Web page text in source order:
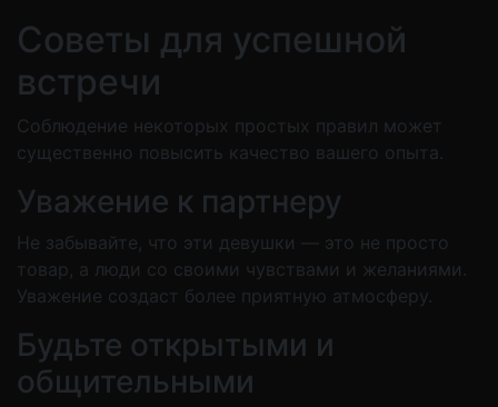
Советы для успешной
встречи
Соблюдение некоторых простых правил может
существенно повысить качество вашего опыта.
Уважение к партнеру
Не забывайте, что эти девушки — это не просто
товар, а люди со своими чувствами и желаниями.
Уважение создаст более приятную атмосферу.
Будьте открытыми и
общительными